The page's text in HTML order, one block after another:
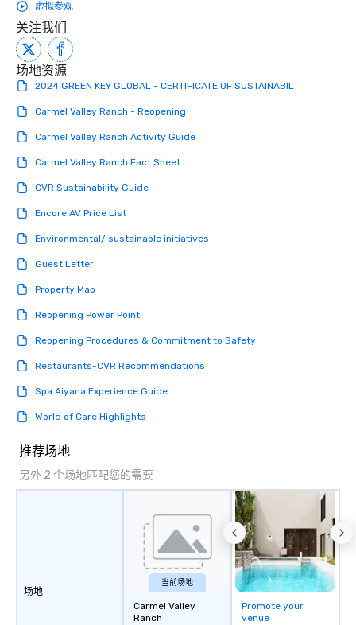
虚拟参观
关注我们
场地资源
2024 GREEN KEY GLOBAL - CERTIFICATE OF SUSTAINABIL
Carmel Valley Ranch - Reopening
Carmel Valley Ranch Activity Guide
Carmel Valley Ranch Fact Sheet
CVR Sustainability Guide
Encore AV Price List
Environmental/ sustainable initiatives
Guest Letter
Property Map
Reopening Power Point
Reopening Procedures & Commitment to Safety
Restaurants-CVR Recommendations
Spa Aiyana Experience Guide
World of Care Highlights
推荐场地
另外 2 个场地匹配您的需要
场地
当前场地
Carmel Valley
Ranch
Promote your
venue